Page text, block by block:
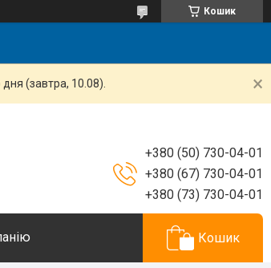
Кошик
(завтра, 10.08).
+380 (50) 730-04-01
+380 (67) 730-04-01
+380 (73) 730-04-01
Кошик